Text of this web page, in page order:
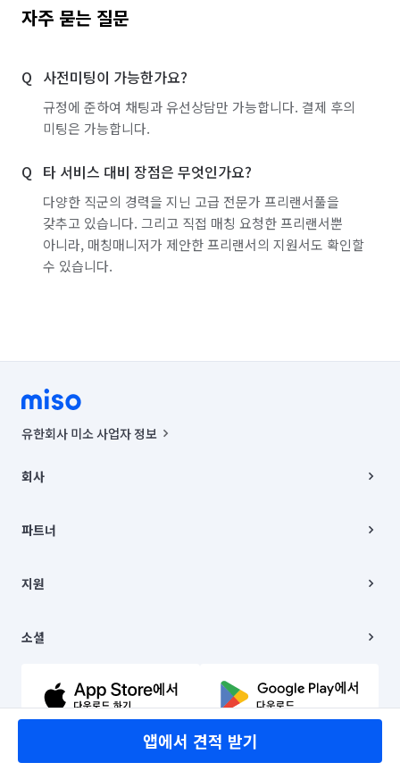
자주 묻는 질문
사전미팅이 가능한가요?
규정에 준하여 채팅과 유선상담만 가능합니다. 결제 후의
미팅은 가능합니다.
타 서비스 대비 장점은 무엇인가요?
다양한 직군의 경력을 지닌 고급 전문가 프리랜서풀을
갖추고 있습니다. 그리고 직접 매칭 요청한 프리랜서뿐
아니라, 매칭매니저가 제안한 프리랜서의 지원서도 확인할
수 있습니다.
앱에서 견적 받기
유한회사 미소 사업자 정보
00019 |
주소 | 본사: 서울특별시 종로구 율곡로 6(중학동, 트윈트리빌딩) B동 5층
컨택센터 : 서울특별시 종로구 수송동 율곡로 24, 7층, 8층 미소
상품, 상품정보, 거래에 관한 의무와 책임은 거래당사자에게 있습니다.
언론 보도 관련 문의:
© 유한회사 미소. Miso, Inc. All Rights Reserved.
회사
채용
파트너
이사
지원
이용약관
문의하기
소셜
유튜브